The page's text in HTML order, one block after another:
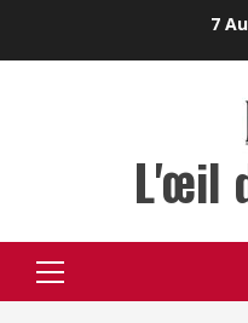
7
L'œil
Primary
Menu